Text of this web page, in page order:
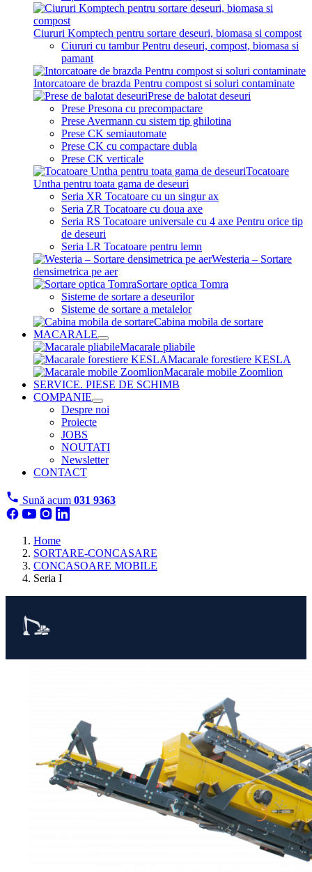
Ciururi Komptech pentru sortare deseuri, biomasa si compost
Ciururi cu tambur Pentru deseuri, compost, biomasa si
pamant
Intorcatoare de brazda Pentru compost si soluri contaminate
Prese de balotat deseuri
Prese Presona cu precompactare
Prese Avermann cu sistem tip ghilotina
Prese CK semiautomate
Prese CK cu compactare dubla
Prese CK verticale
Tocatoare
Untha pentru toata gama de deseuri
Seria XR Tocatoare cu un singur ax
Seria ZR Tocatoare cu doua axe
Seria RS Tocatoare universale cu 4 axe Pentru orice tip
de deseuri
Seria LR Tocatoare pentru lemn
Westeria – Sortare
densimetrica pe aer
Sortare optica Tomra
Sisteme de sortare a deseurilor
Sisteme de sortare a metalelor
Cabina mobila de sortare
MACARALE
Macarale pliabile
Macarale forestiere KESLA
Macarale mobile Zoomlion
SERVICE. PIESE DE SCHIMB
COMPANIE
Despre noi
Proiecte
JOBS
NOUTATI
Newsletter
CONTACT
Sună acum 031 9363
Home
SORTARE-CONCASARE
CONCASOARE MOBILE
Seria I